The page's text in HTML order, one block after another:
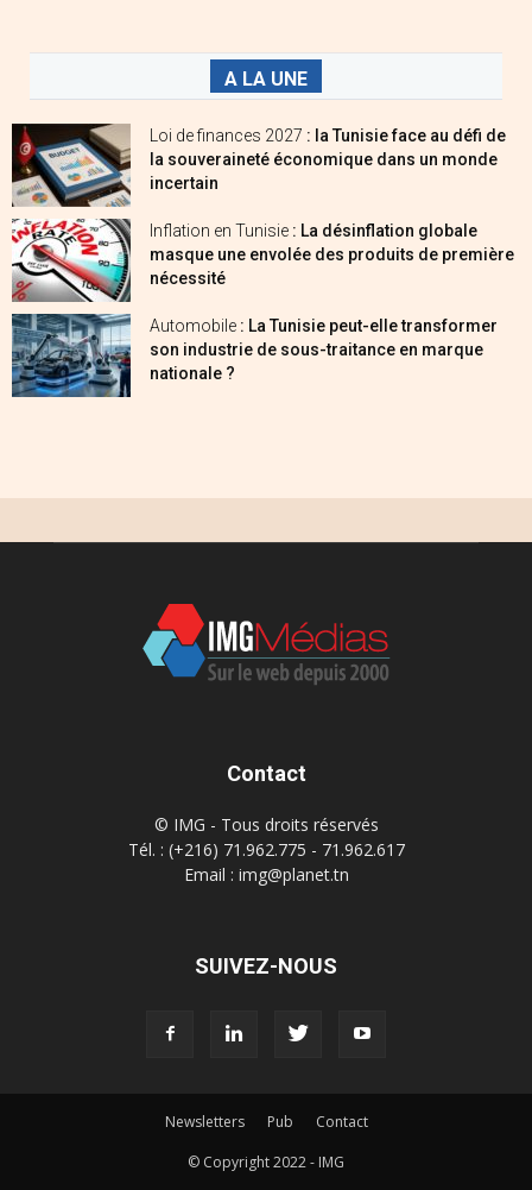
A LA UNE
Loi de finances 2027 : la Tunisie face au défi de
la souveraineté économique dans un monde
incertain
Inflation en Tunisie : La désinflation globale
masque une envolée des produits de première
nécessité
Automobile : La Tunisie peut-elle transformer
son industrie de sous-traitance en marque
nationale ?
Contact
© IMG - Tous droits réservés
Tél. : (+216) 71.962.775 - 71.962.617
Email : img@planet.tn
SUIVEZ-NOUS
Newsletters Pub
Contact
© Copyright 2022 - IMG